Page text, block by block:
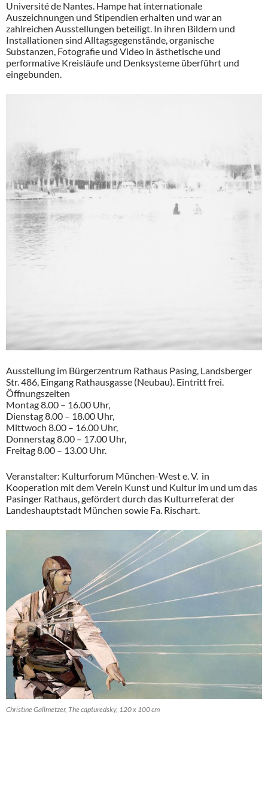
Université de Nantes. Hampe hat internationale
Auszeichnungen und Stipendien erhalten und war an
zahlreichen Ausstellungen beteiligt. In ihren Bildern und
Installationen sind Alltagsgegenstände, organische
Substanzen, Fotografie und Video in ästhetische und
performative Kreisläufe und Denksysteme überführt und
eingebunden.
Ausstellung im Bürgerzentrum Rathaus Pasing, Landsberger
Str. 486, Eingang Rathausgasse (Neubau). Eintritt frei.
Öffnungszeiten
Montag 8.00 – 16.00 Uhr,
Dienstag 8.00 – 18.00 Uhr,
Mittwoch 8.00 – 16.00 Uhr,
Donnerstag 8.00 – 17.00 Uhr,
Freitag 8.00 – 13.00 Uhr.
Veranstalter: Kulturforum München-West e. V. in
Kooperation mit dem Verein Kunst und Kultur im und um das
Pasinger Rathaus, gefördert durch das Kulturreferat der
Landeshauptstadt München sowie Fa. Rischart.
Christine Gallmetzer, The capturedsky, 120 x 100 cm